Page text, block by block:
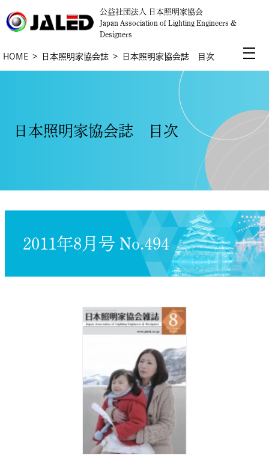
公益社団法人 日本照明家協会
Japan Association of Lighting Engineers &
Designers
HOME 日本照明家協会誌 日本照明家協会誌 目次
日本照明家協会誌 目次
2011年8月号 No.494